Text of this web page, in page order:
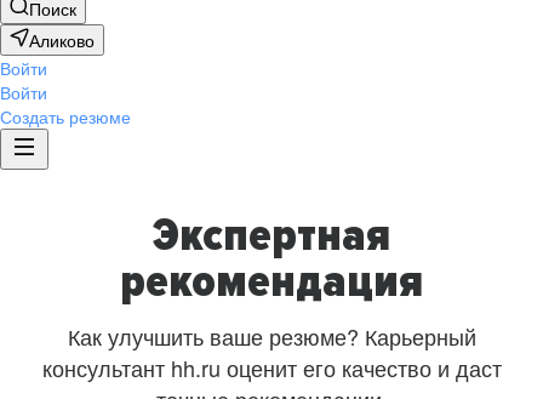
Поиск
Аликово
Войти
Войти
Создать резюме
Экспертная
рекомендация
Как улучшить ваше резюме? Карьерный
консультант hh.ru оценит его качество и даст